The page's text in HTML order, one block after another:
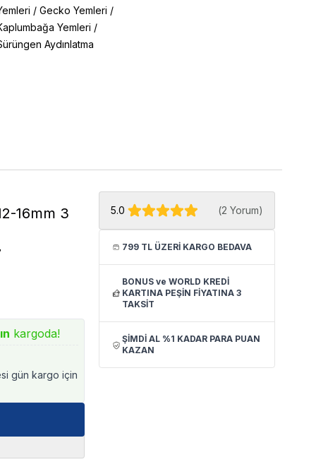
/ Gecko Yemleri /
Yemleri /
Aydınlatma
16mm 3
kargoda!
gün kargo için
5.0 (2 Yorum)
799 TL ÜZERİ KARGO BEDAVA
BONUS ve WORLD KREDİ
KARTINA PEŞİN FİYATINA 3
TAKSİT
ŞİMDİ AL %1 KADAR PARA PUAN
KAZAN